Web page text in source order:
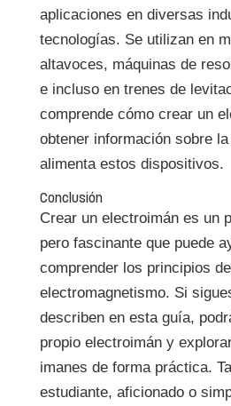
aplicaciones en diversas
tecnologías. Se utilizan en
altavoces, máquinas de
e incluso en trenes de
comprende cómo crear un
obtener información sobre
alimenta estos dispositivos.
Conclusión
Crear un electroimán es un
pero fascinante que puede
comprender los principios del
electromagnetismo. Si
describen en esta guía,
propio electroimán y
imanes de forma práctica.
estudiante, aficionado o